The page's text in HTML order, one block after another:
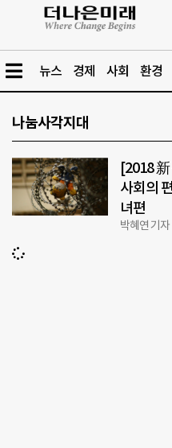
뉴스 경제 사회 환경
나눔사각지대
[2018
사회의
녀편
박혜연 기자